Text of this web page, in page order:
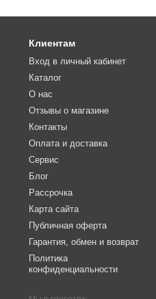
Клиентам
Вход в личный кабинет
Каталог
О нас
Отзывы о магазине
Контакты
Оплата и доставка
Сервис
Блог
Рассрочка
Карта сайта
Публичная оферта
Гарантия, обмен и возврат
Политика
конфиденциальности